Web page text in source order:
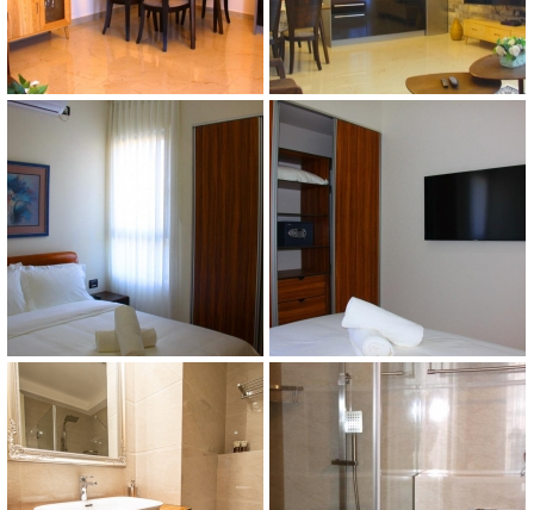
פוסידון פוסידון
חדר שינה פוסידון חדר שינה פוסידון